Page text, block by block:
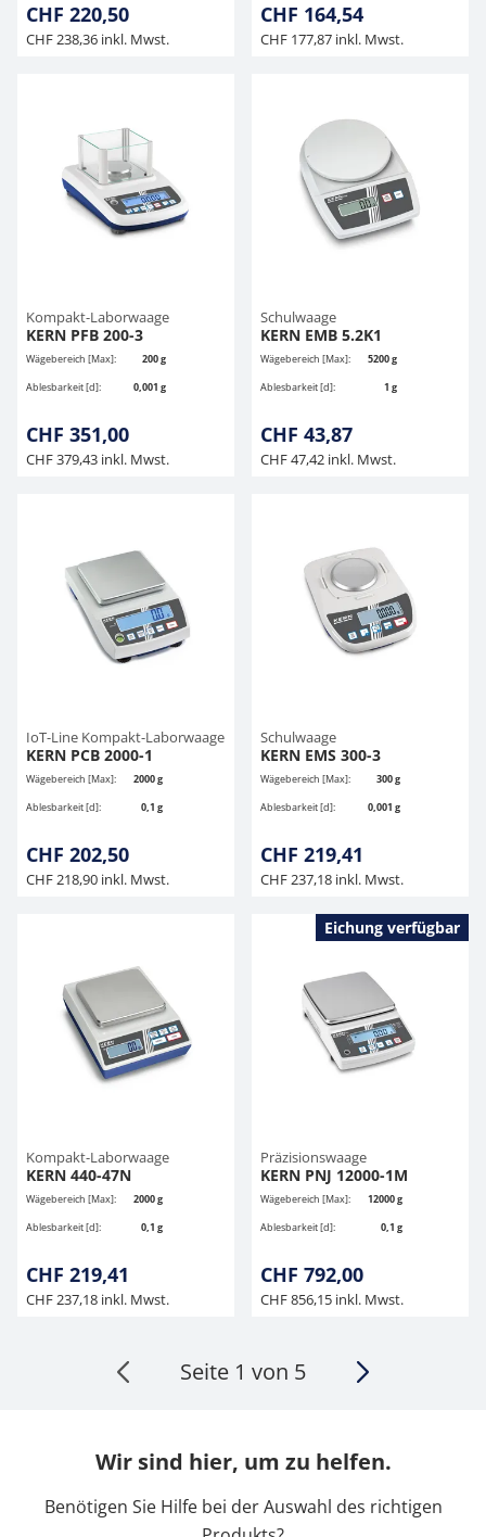
CHF 220,50
CHF 238,36 inkl. Mwst.
CHF 164,54
CHF 177,87 inkl. Mwst.
Kompakt-Laborwaage
KERN PFB 200-3
Wägebereich [Max]:
200 g
Ablesbarkeit [d]:
0,001 g
CHF 351,00
CHF 379,43 inkl. Mwst.
Schulwaage
KERN EMB 5.2K1
Wägebereich [Max]:
5200 g
Ablesbarkeit [d]:
1 g
CHF 43,87
CHF 47,42 inkl. Mwst.
IoT-Line Kompakt-Laborwaage
KERN PCB 2000-1
Wägebereich [Max]:
2000 g
Ablesbarkeit [d]:
0,1 g
CHF 202,50
CHF 218,90 inkl. Mwst.
Schulwaage
KERN EMS 300-3
Wägebereich [Max]:
300 g
Ablesbarkeit [d]:
0,001 g
CHF 219,41
CHF 237,18 inkl. Mwst.
Kompakt-Laborwaage
KERN 440-47N
Wägebereich [Max]:
2000 g
Ablesbarkeit [d]:
0,1 g
CHF 219,41
CHF 237,18 inkl. Mwst.
Eichung verfügbar
Präzisionswaage
KERN PNJ 12000-1M
Wägebereich [Max]:
12000 g
Ablesbarkeit [d]:
0,1 g
CHF 792,00
CHF 856,15 inkl. Mwst.
Seite 1 von 5
Wir sind hier, um zu helfen.
Benötigen Sie Hilfe bei der Auswahl des richtigen